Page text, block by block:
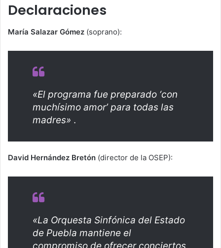
Declaraciones
María Salazar Gómez (soprano):
«El programa fue preparado ‘con
muchísimo amor’ para todas las
madres» .
David Hernández Bretón (director de la OSEP):
«La Orquesta Sinfónica del Estado
de Puebla mantiene el